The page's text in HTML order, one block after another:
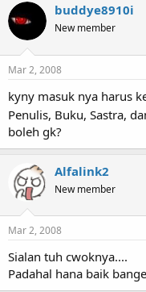
buddye8910i
New member
Mar 2, 2008
kyny masuk nya harus
Penulis, Buku, Sastra,
boleh gk?
Alfalink2
New member
Mar 2, 2008
Sialan tuh cwoknya....
Padahal hana baik